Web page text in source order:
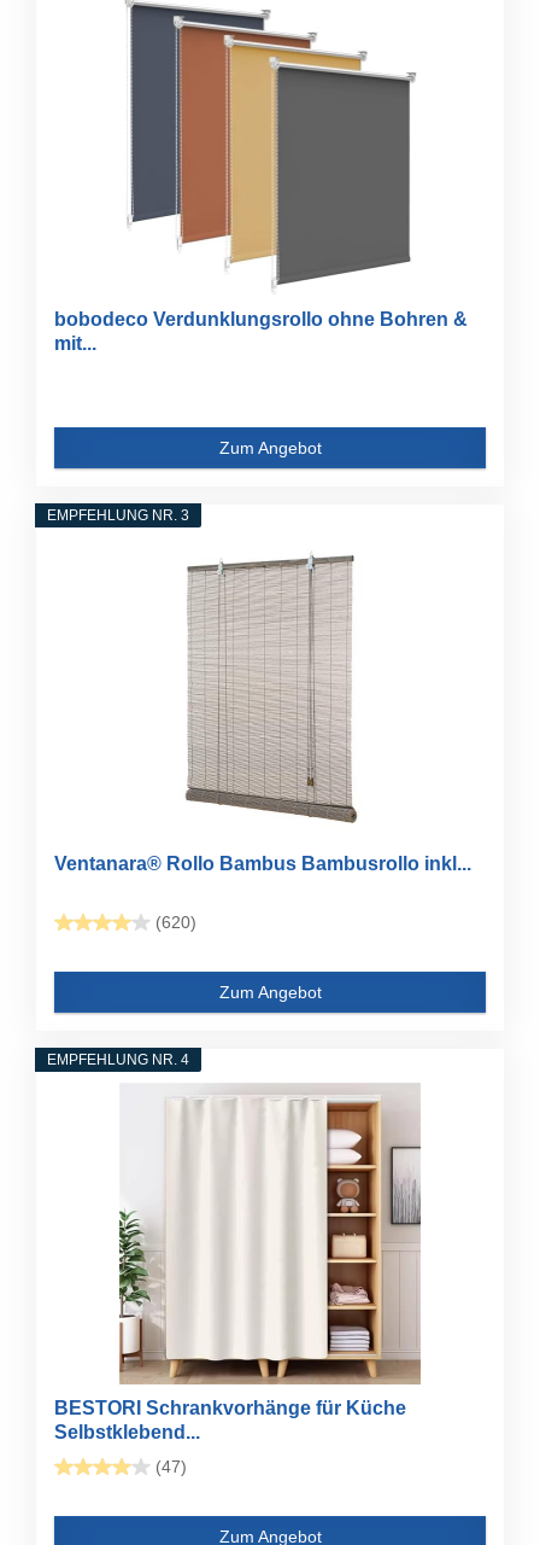
bobodeco Verdunklungsrollo ohne Bohren &
mit...
Zum Angebot
EMPFEHLUNG NR. 3
Ventanara® Rollo Bambus Bambusrollo inkl...
(620)
Zum Angebot
EMPFEHLUNG NR. 4
BESTORI Schrankvorhänge für Küche
Selbstklebend...
(47)
Zum Angebot